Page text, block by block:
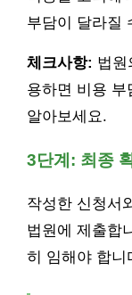
부담이 달라질
체크사항: 법원
용하면 비용
알아보세요.
3단계: 최종
작성한 신청서
법원에 제출합
히 임해야 합니